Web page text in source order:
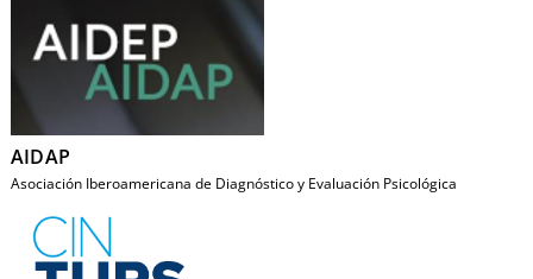
AIDAP
Asociación Iberoamericana de Diagnóstico y Evaluación Psicológica